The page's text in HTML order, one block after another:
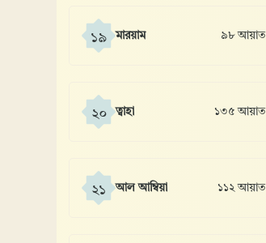
১৯ মারয়াম ৯৮ আয়াত
২০ ত্বাহা ১৩৫ আয়াত
২১ আল আম্বিয়া ১১২ আয়াত